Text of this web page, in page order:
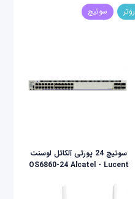
روتر سوئیچ
سوئیچ 24 پورتی آلکاتل لوسنت
OS6860-24 Alcatel - Lucent